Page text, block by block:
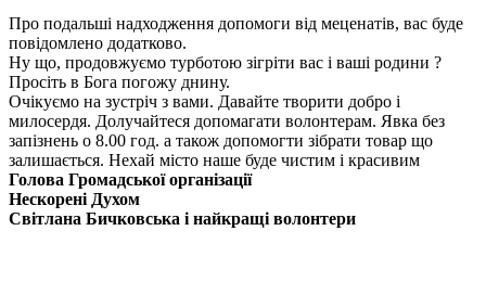
Про подальші надходження допомоги від меценатів, вас буде
повідомлено додатково.
Ну що, продовжуємо турботою зігріти вас і ваші родини ?
Просіть в Бога погожу днину.
Очікуємо на зустріч з вами. Давайте творити добро і
милосердя. Долучайтеся допомагати волонтерам. Явка без
запізнень о 8.00 год. а також допомогти зібрати товар що
залишається. Нехай місто наше буде чистим і красивим
Голова Громадської організації
Нескорені Духом
Світлана Бичковська і найкращі волонтери